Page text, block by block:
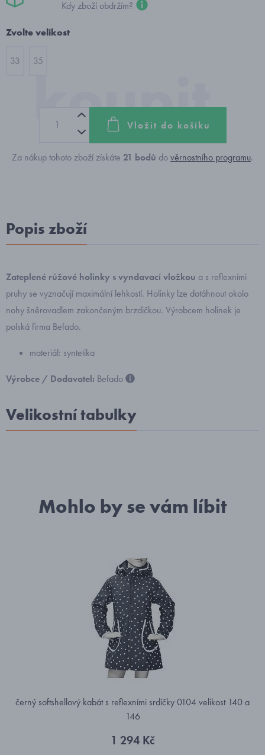
Kdy zboží obdržím?
Zvolte velikost
33 35
Vložit do košíku
Za nákup tohoto zboží získáte 21 bodů dověrnostního programu.
Popis zboží
Zateplené růžové holinky s vyndavací vložkou a s reflexními
pruhy se vyznačují maximální lehkostí. Holinky lze dotáhnout okolo
nohy šněrovadlem zakončeným brzdičkou. Výrobcem holinek je
polská firma Befado.
materiál: syntetika
Výrobce / Dodavatel: Befado
Velikostní tabulky
Mohlo by se vám líbit
černý softshellový kabát s reflexními srdíčky 0104 velikost 140 a
146
1 294 Kč